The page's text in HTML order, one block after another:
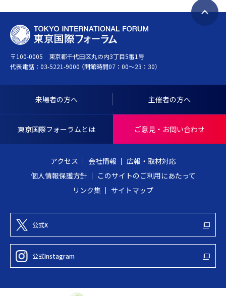
プ
戻
る
T
O
K
Y
O
N
N
O
〒100-0005 東京都千代田区丸の内3丁目5番1号
代表電話： 03-5221-9000 （開館時間07：00～23：30）
来場者の方へ 主催者の方へ
東京国際フォーラムとは ご意見・お問い合わせ
アクセス 会社情報
広報・取材対応
個人情報保護方針
このサイトのご利用にあたって
リンク集
サイトマップ
公式X
公式Instagram